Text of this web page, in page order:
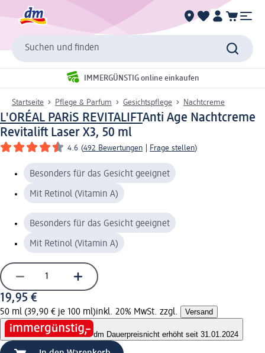
Suchen und finden
IMMERGÜNSTIG online einkaufen
Startseite Pflege & Parfum Gesichtspflege Nachtcreme
L'ORÉAL PARiS REVITALIFTAnti Age Nachtcreme
Revitalift Laser X3, 50 ml
4.6 (492 Bewertungen Frage stellen)
Besonders für das Gesicht geeignet
Mit Retinol (Vitamin A)
Besonders für das Gesicht geeignet
Mit Retinol (Vitamin A)
19,95 €
50 ml (39,90 € je 100 ml)inkl. 20% MwSt. zzgl. Versand
dm Dauerpreisnicht erhöht seit 31.01.2024